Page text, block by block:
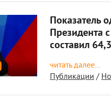
Показатель
Президента
составил
читать далее...
Публикации/